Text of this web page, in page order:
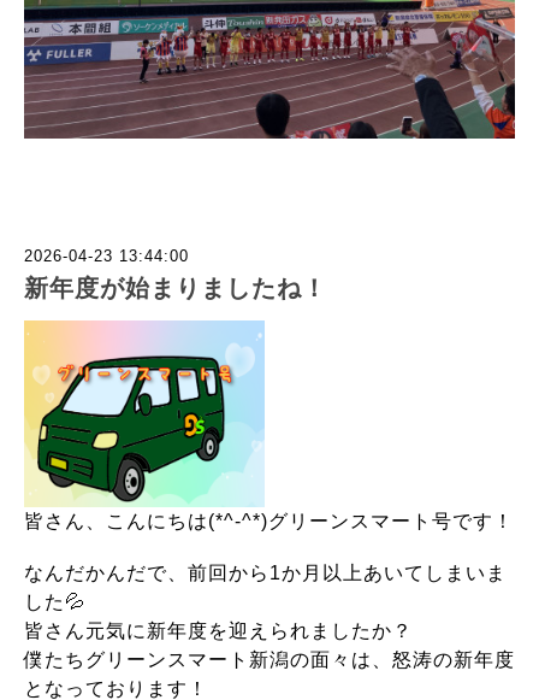
2026-04-23 13:44:00
新年度が始まりましたね！
皆さん、こんにちは(*^-^*)グリーンスマート号です！
なんだかんだで、前回から1か月以上あいてしまいま
した💦
皆さん元気に新年度を迎えられましたか？
僕たちグリーンスマート新潟の面々は、怒涛の新年度
となっております！